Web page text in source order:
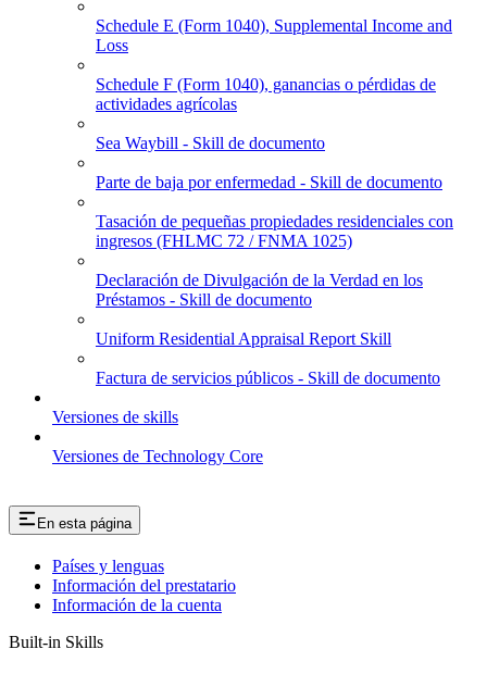
Schedule E (Form 1040), Supplemental Income and
Loss
Schedule F (Form 1040), ganancias o pérdidas de
actividades agrícolas
Sea Waybill - Skill de documento
Parte de baja por enfermedad - Skill de documento
Tasación de pequeñas propiedades residenciales con
ingresos (FHLMC 72 / FNMA 1025)
Declaración de Divulgación de la Verdad en los
Préstamos - Skill de documento
Uniform Residential Appraisal Report Skill
Factura de servicios públicos - Skill de documento
Versiones de skills
Versiones de Technology Core
En esta página
Países y lenguas
Información del prestatario
Información de la cuenta
Built-in Skills